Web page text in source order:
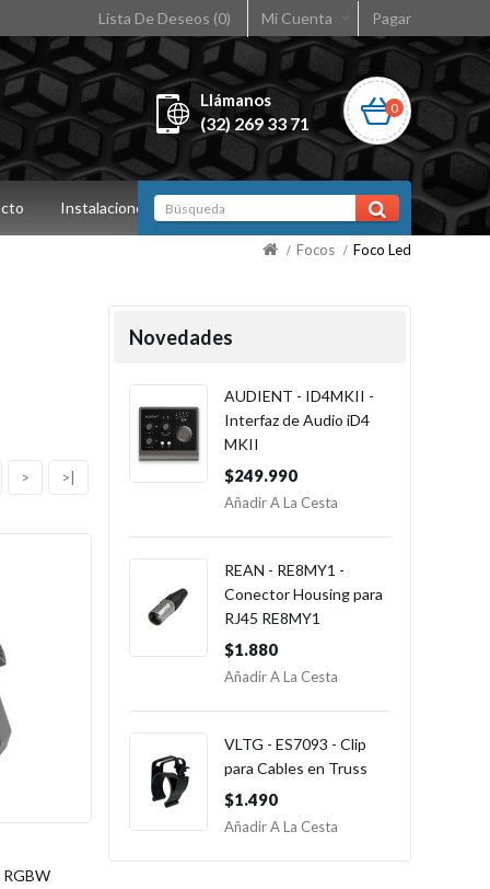
Lista De Deseos (0) Mi Cuenta Pagar
Llámanos
(32) 269 33 71
0
Instalaciones
Focos Foco Led
> >|
RGBW
Novedades
AUDIENT - ID4MKII -
Interfaz de Audio iD4
MKII
$249.990
Añadir A La Cesta
REAN - RE8MY1 -
Conector Housing para
RJ45 RE8MY1
$1.880
Añadir A La Cesta
VLTG - ES7093 - Clip
para Cables en Truss
$1.490
Añadir A La Cesta